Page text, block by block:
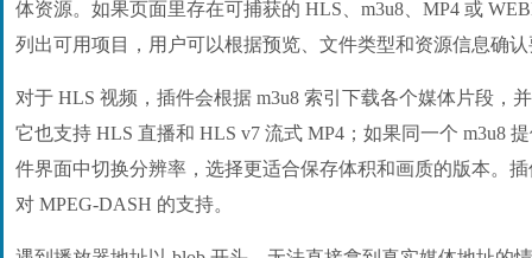
体资源。如果页面里存在可捕获的 HLS、m3u8、MP4 或
列出可用项目，用户可以根据预览、文件类型和资源信息确
对于 HLS 视频，插件会根据 m3u8 索引下载各个媒体片段，
它也支持 HLS 直播和 HLS v7 流式 MP4；如果同一个 m3u8
件界面中切换分辨率，选择更适合保存体积和画质的版本。
对 MPEG-DASH 的支持。